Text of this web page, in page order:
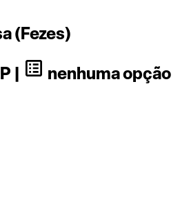
(Fezes)
|
nenhuma opção